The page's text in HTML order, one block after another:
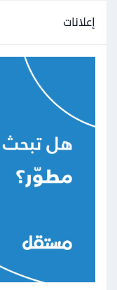
إعلانات